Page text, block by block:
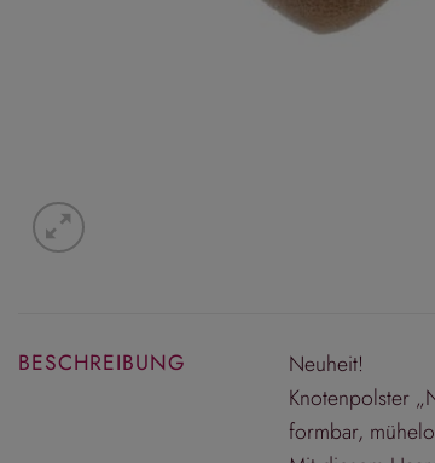
BESCHREIBUNG
Neuheit!
Knotenpolster
formbar,